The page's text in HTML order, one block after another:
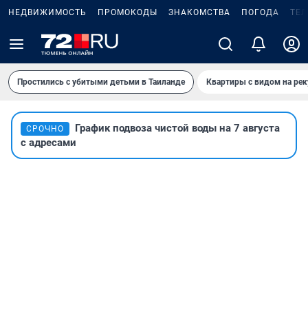
НЕДВИЖИМОСТЬ ПРОМОКОДЫ ЗНАКОМСТВА ПОГОДА
Простились с убитыми детьми в Таиланде Квартиры с видом на
СРОЧНО
График подвоза чистой воды на 7 августа
с адресами